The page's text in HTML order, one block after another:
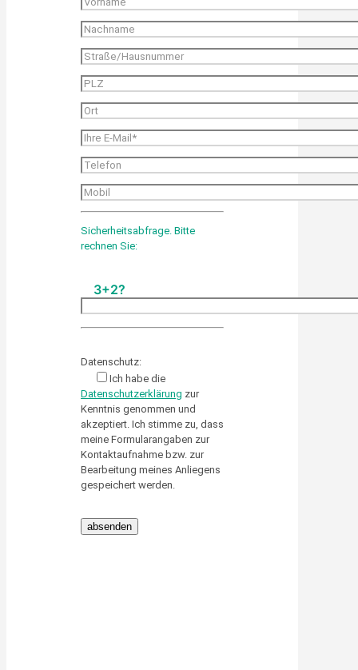
Sicherheitsabfrage. Bitte
rechnen Sie:
3+2?
Datenschutz:
Ich habe die
Datenschutzerklärung zur
Kenntnis genommen und
akzeptiert. Ich stimme zu, dass
meine Formularangaben zur
Kontaktaufnahme bzw. zur
Bearbeitung meines Anliegens
gespeichert werden.